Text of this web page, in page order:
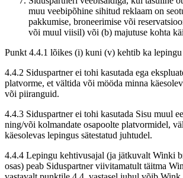
muu veebipõhine sihitud reklaam on
pakkumise, broneerimise või
või muul viisil) või (b) majutuse kohta
Punkt 4.4.1 lõikes (i) kuni (v) kehtib ka lepingu
4.4.2 Siduspartner ei tohi kasutada ega
platvorme, et vältida või mööda minna
või piiranguid.
4.4.3 Siduspartner ei tohi kasutada Sisu muul
ning/või kolmandate osapoolte platvormidel,
käesolevas lepingus sätestatud juhtudel.
4.4.4 Lepingu kehtivusajal (ja jätkuvalt Winki
osas) peab Siduspartner viivitamatult täitma